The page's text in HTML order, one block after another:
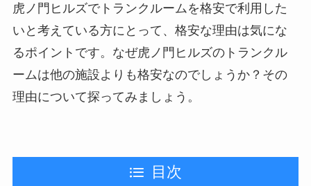
虎ノ門ヒルズでトランクルームを格安で利用した
いと考えている方にとって、格安な理由は気にな
るポイントです。なぜ虎ノ門ヒルズのトランクル
ームは他の施設よりも格安なのでしょうか？その
理由について探ってみましょう。
目次